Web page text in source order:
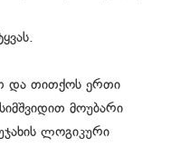
და თითქოს ერთი
მოუბარი
ლოგიკური